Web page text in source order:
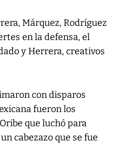
Márquez, Rodríguez
en la defensa, el
y Herrera, creativos
con disparos
fueron los
que luchó para
cabezazo que se fue